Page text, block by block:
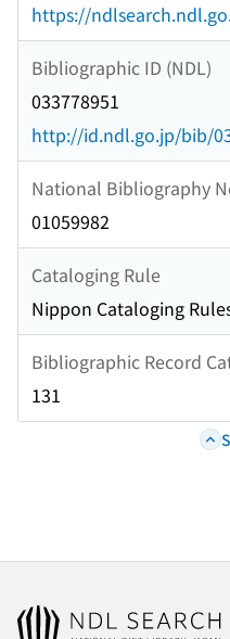
https://
Bibliographic ID (NDL)
033778951
http://id.ndl.go.jp/bib/
National Bibliography
01059982
Cataloging Rule
Nippon Cataloging
Bibliographic Record
131